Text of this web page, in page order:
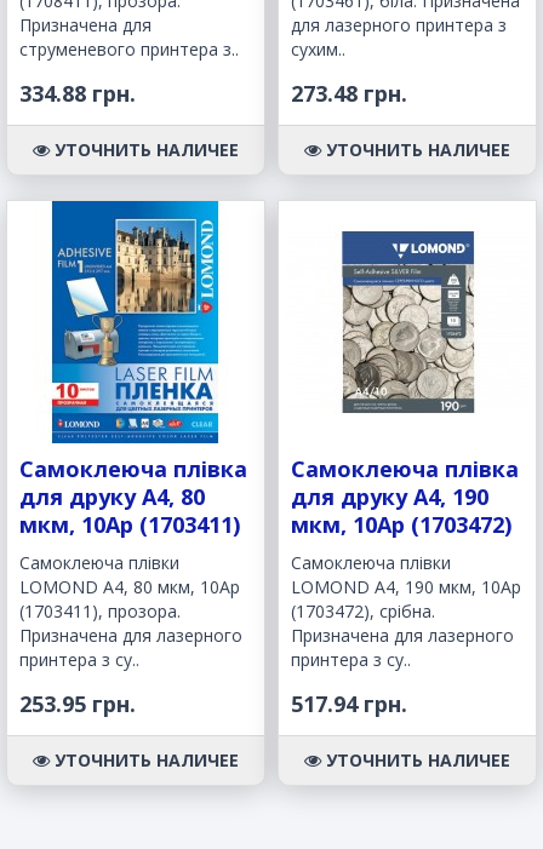
Призначена для
струменевого принтера з..
334.88 грн.
УТОЧНИТЬ НАЛИЧЕЕ
для лазерного принтера з
сухим..
273.48 грн.
УТОЧНИТЬ НАЛИЧЕЕ
Самоклеюча плівка
для друку A4, 80
мкм, 10Ар (1703411)
Самоклеюча плівки
LOMOND A4, 80 мкм, 10Ар
(1703411), прозора.
Призначена для лазерного
принтера з су..
253.95 грн.
УТОЧНИТЬ НАЛИЧЕЕ
Самоклеюча плівка
для друку A4, 190
мкм, 10Ар (1703472)
Самоклеюча плівки
LOMOND A4, 190 мкм, 10Ар
(1703472), срібна.
Призначена для лазерного
принтера з су..
517.94 грн.
УТОЧНИТЬ НАЛИЧЕЕ